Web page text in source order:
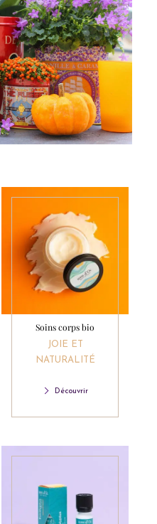
Soins corps bio
JOIE ET
NATURALITÉ
Découvrir